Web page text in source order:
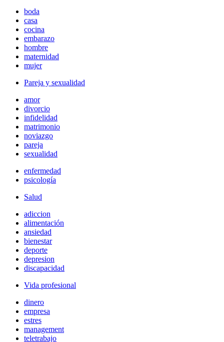
boda
casa
cocina
embarazo
hombre
maternidad
mujer
Pareja y sexualidad
amor
divorcio
infidelidad
matrimonio
noviazgo
pareja
sexualidad
enfermedad
psicología
Salud
adiccion
alimentación
ansiedad
bienestar
deporte
depresion
discapacidad
Vida profesional
dinero
empresa
estres
management
teletrabajo